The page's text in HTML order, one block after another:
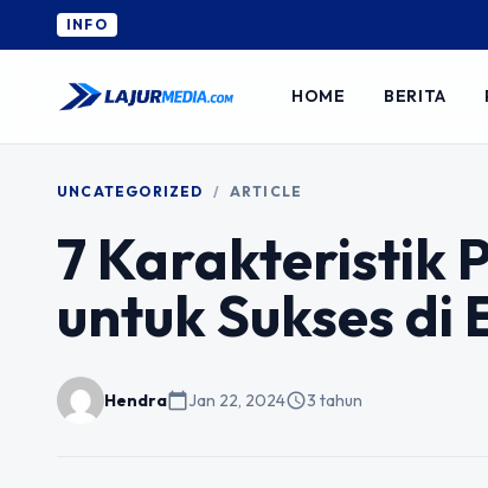
INFO
HOME BERITA
UNCATEGORIZED / ARTICLE
7 Karakteristik
untuk Sukses di
Hendracalendar_todayJan 22, 2024schedule3 tahun